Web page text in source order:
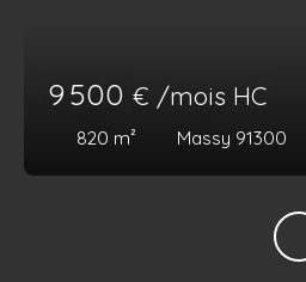
9 500 € /mois HC
820 m² Massy 91300